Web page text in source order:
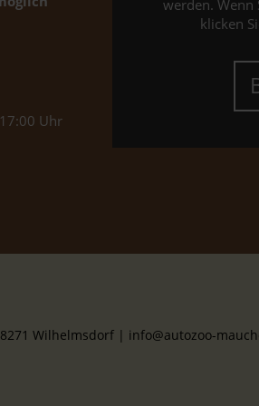
Uhr
werden. Wenn
klicken
Wilhelmsdorf | info@autozoo-